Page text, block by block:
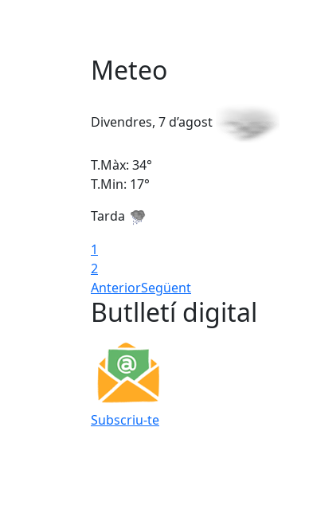
Meteo
Divendres, 7 d’agost
T.Màx: 34°
T.Min: 17°
Tarda
1
2
AnteriorSegüent
Butlletí digital
Subscriu-te